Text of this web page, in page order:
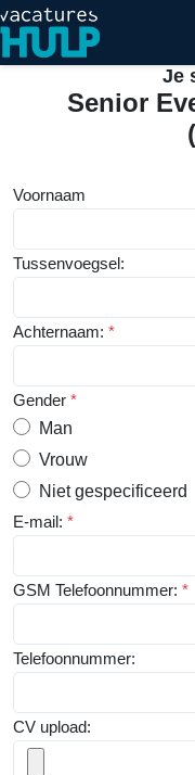
Je
Senior
Voornaam
Tussenvoegsel:
Achternaam: *
Gender *
Man
Vrouw
Niet gespecificeerd
E-mail: *
GSM Telefoonnummer: *
Telefoonnummer:
CV upload: